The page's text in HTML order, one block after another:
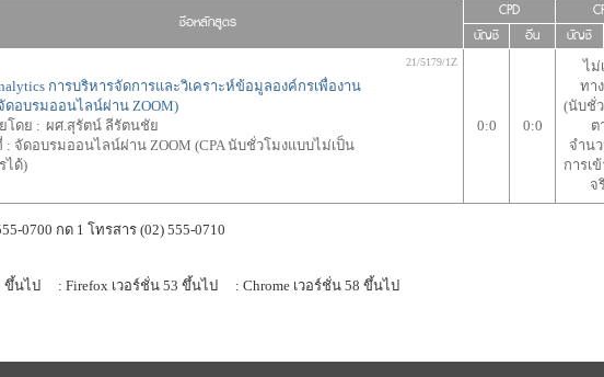
ชื่อหลักสูตร
CPD
บัญชี อื่น บัญชี
การบริหารจัดการและวิเคราะห์ข้อมูลองค์กรเพื่องาน
อบรมออนไลน์ผ่าน ZOOM)
โดย : ผศ.สุรัตน์ ลีรัตนชัย
: จัดอบรมออนไลน์ผ่าน ZOOM (CPA นับชั่วโมงแบบไม่เป็น
ได้)
21/5179/1Z
0:0 0:0
ไม่
ทา
(นับชั่
ต
จำน
การเ
จ
0700 กด 1 โทรสาร (02) 555-0710
ขึ้นไป : Firefox เวอร์ชั่น 53 ขึ้นไป : Chrome เวอร์ชั่น 58 ขึ้นไป